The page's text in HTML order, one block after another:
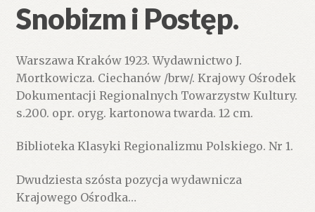
Snobizm i Postęp.
Warszawa Kraków 1923. Wydawnictwo J.
Mortkowicza. Ciechanów /brw/. Krajowy Ośrodek
Dokumentacji Regionalnych Towarzystw Kultury.
s.200. opr. oryg. kartonowa twarda. 12 cm.
Biblioteka Klasyki Regionalizmu Polskiego. Nr 1.
Dwudziesta szósta pozycja wydawnicza
Krajowego Ośrodka…